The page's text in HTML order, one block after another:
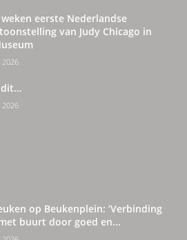
eerste Nederlandse
van Judy Chicago in
2026
dit…
2026
op Beukenplein: ‘Verbinding
buurt door goed en...